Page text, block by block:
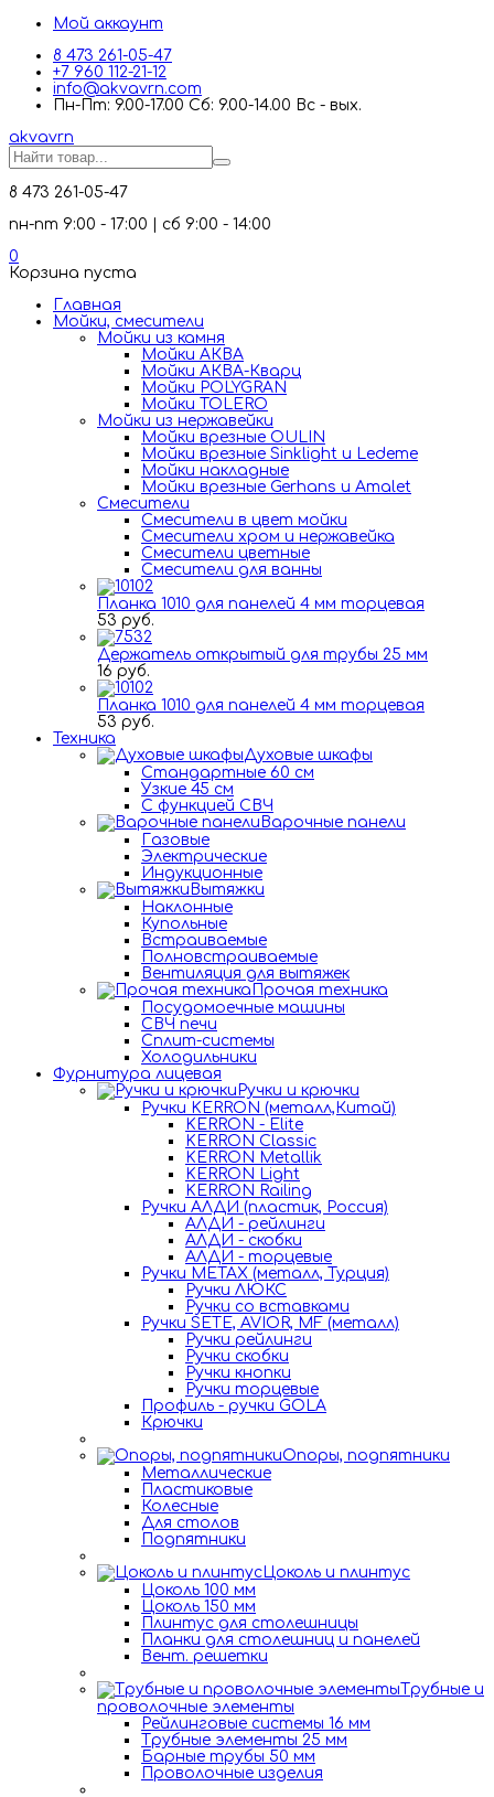
Мой аккаунт
8 473 261-05-47
+7 960 112-21-12
info@akvavrn.com
Пн-Пт: 9.00-17.00 Сб: 9.00-14.00 Вс - вых.
akvavrn
8 473 261-05-47
пн-пт 9:00 - 17:00 | сб 9:00 - 14:00
0
Корзина пуста
Главная
Мойки, смесители
Mойки из камня
Мойки АКВА
Мойки АКВА-Кварц
Мойки POLYGRAN
Мойки TOLERO
Мойки из нержавейки
Мойки врезные OULIN
Мойки врезные Sinklight и Ledeme
Мойки накладные
Мойки врезные Gerhans и Amalet
Смесители
Смесители в цвет мойки
Смесители хром и нержавейка
Смесители цветные
Смесители для ванны
Планка 1010 для панелей 4 мм торцевая
53 руб.
Держатель открытый для трубы 25 мм
16 руб.
Планка 1010 для панелей 4 мм торцевая
53 руб.
Техника
Духовые шкафы
Стандартные 60 см
Узкие 45 см
С функцией СВЧ
Варочные панели
Газовые
Электрические
Индукционные
Вытяжки
Наклонные
Купольные
Встраиваемые
Полновстраиваемые
Вентиляция для вытяжек
Прочая техника
Посудомоечные машины
СВЧ печи
Сплит-системы
Холодильники
Фурнитура лицевая
Ручки и крючки
Ручки KERRON (металл,Китай)
KERRON - Elite
KERRON Classic
KERRON Metallik
KERRON Light
KERRON Railing
Ручки АЛДИ (пластик, Россия)
АЛДИ - рейлинги
АЛДИ - скобки
АЛДИ - торцевые
Ручки METAX (металл, Турция)
Ручки ЛЮКС
Ручки со вставками
Ручки SETE, AVIOR, MF (металл)
Ручки рейлинги
Ручки скобки
Ручки кнопки
Ручки торцевые
Профиль - ручки GOLA
Крючки
Опоры, подпятники
Металлические
Пластиковые
Колесные
Для столов
Подпятники
Цоколь и плинтус
Цоколь 100 мм
Цоколь 150 мм
Плинтус для столешницы
Планки для столешниц и панелей
Вент. решетки
Трубные и
проволочные элементы
Рейлинговые системы 16 мм
Трубные элементы 25 мм
Барные трубы 50 мм
Проволочные изделия